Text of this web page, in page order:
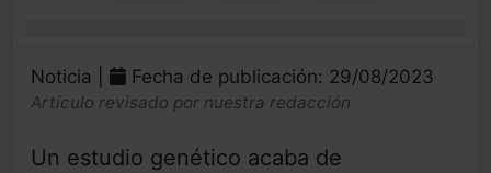
Noticia | Fecha de publicación: 29/08/2023
Artículo revisado por nuestra redacción
Un estudio genético acaba de